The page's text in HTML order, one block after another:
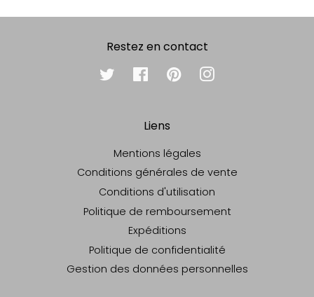
Restez en contact
Twitter FacebookPinterest
Liens
Mentions légales
Conditions générales de vente
Conditions d'utilisation
Politique de remboursement
Expéditions
Politique de confidentialité
Gestion des données personnelles